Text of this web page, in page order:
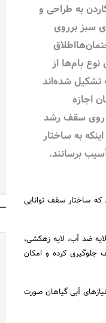
به طراحی و
سبز برروی
بام‌ها از
تشکیل شده‌اند
اجازه
روی سقف رشد
به ساختار
برسانند.
ساختار سقف توانایی
ضد آب، لایه زهکشی،
جلوگیری کرده و امکان
آبی گیاهان صورت